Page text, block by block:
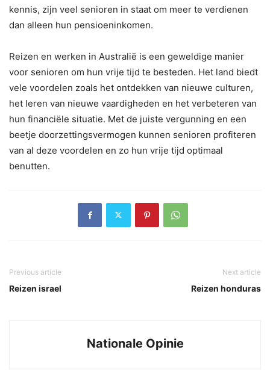
kennis, zijn veel senioren in staat om meer te verdienen
dan alleen hun pensioeninkomen.
Reizen en werken in Australië is een geweldige manier
voor senioren om hun vrije tijd te besteden. Het land biedt
vele voordelen zoals het ontdekken van nieuwe culturen,
het leren van nieuwe vaardigheden en het verbeteren van
hun financiële situatie. Met de juiste vergunning en een
beetje doorzettingsvermogen kunnen senioren profiteren
van al deze voordelen en zo hun vrije tijd optimaal
benutten.
Previous article
Reizen israel
Next article
Reizen honduras
Nationale Opinie